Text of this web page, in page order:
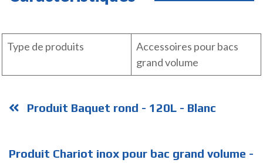
Type de produits
Accessoires pour bacs
grand volume
Produit Baquet rond - 120L - Blanc
Produit Chariot inox pour bac grand volume -